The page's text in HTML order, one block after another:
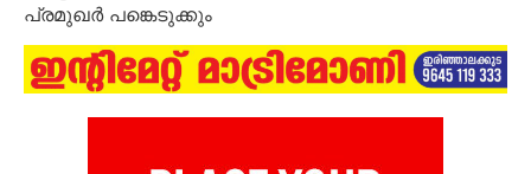
പ്രമുഖര്‍ പങ്കെടുക്കും